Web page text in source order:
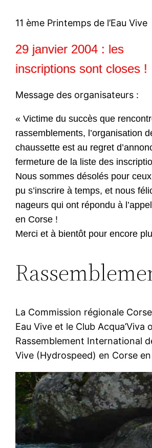
11 ème Printemps de l’Eau Vive
29 janvier 2004 : les
inscriptions sont closes !
Message des organisateurs :
« Victime du succès que
rassemblements, l’organisation
chaussette est au regret
fermeture de la liste des
Nous sommes désolés pour
pu s’inscrire à temps, et nous
nageurs qui ont répondu à
en Corse !
Merci et à bientôt pour encore
La Commission régionale
Eau Vive et le Club Acqua’Viva
Rassemblement International
Vive (Hydrospeed) en Corse